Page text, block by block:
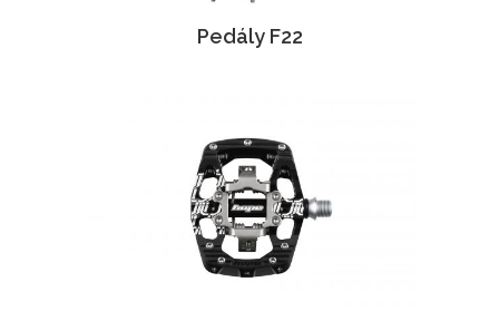
Pedály F22